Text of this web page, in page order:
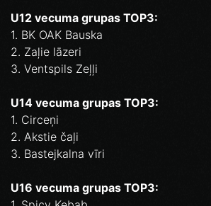
U12 vecuma grupas TOP3:
1. BK OAK Bauska
2. Zaļie lāzeri
3. Ventspils Zeļļi
U14 vecuma grupas TOP3:
1. Circeņi
2. Akstie čaļi
3. Bastejkalna vīri
U16 vecuma grupas TOP3: